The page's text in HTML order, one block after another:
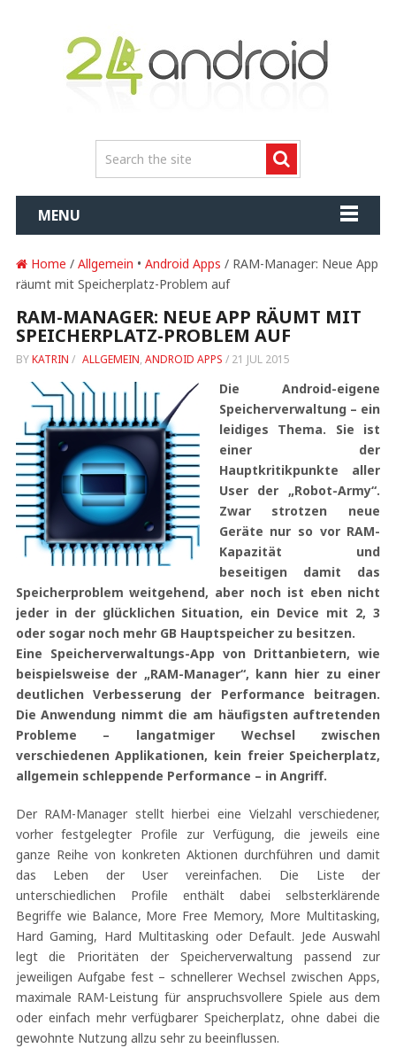
MENU
Home / Allgemein • Android Apps / RAM-Manager: Neue App
räumt mit Speicherplatz-Problem auf
RAM-MANAGER: NEUE APP RÄUMT MIT
SPEICHERPLATZ-PROBLEM AUF
BYKATRIN / ALLGEMEIN, ANDROID APPS / 21 JUL 2015
Die Android-eigene
Speicherverwaltung – ein
leidiges Thema. Sie ist
einer der
Hauptkritikpunkte aller
User der „Robot-Army“.
Zwar strotzen neue
Geräte nur so vor RAM-
Kapazität und
beseitigen damit das
Speicherproblem weitgehend, aber noch ist eben nicht
jeder in der glücklichen Situation, ein Device mit 2, 3
oder sogar noch mehr GB Hauptspeicher zu besitzen.
Eine Speicherverwaltungs-App von Drittanbietern, wie
beispielsweise der „RAM-Manager“, kann hier zu einer
deutlichen Verbesserung der Performance beitragen.
Die Anwendung nimmt die am häufigsten auftretenden
Probleme – langatmiger Wechsel zwischen
verschiedenen Applikationen, kein freier Speicherplatz,
allgemein schleppende Performance – in Angriff.
Der RAM-Manager stellt hierbei eine Vielzahl verschiedener,
vorher festgelegter Profile zur Verfügung, die jeweils eine
ganze Reihe von konkreten Aktionen durchführen und damit
das Leben der User vereinfachen. Die Liste der
unterschiedlichen Profile enthält dabei selbsterklärende
Begriffe wie Balance, More Free Memory, More Multitasking,
Hard Gaming, Hard Multitasking oder Default. Jede Auswahl
legt die Prioritäten der Speicherverwaltung passend zur
jeweiligen Aufgabe fest – schnellerer Wechsel zwischen Apps,
maximale RAM-Leistung für anspruchsvollere Spiele aus dem
oder einfach mehr verfügbarer Speicherplatz, ohne dabei die
gewohnte Nutzung allzu sehr zu beeinflussen.